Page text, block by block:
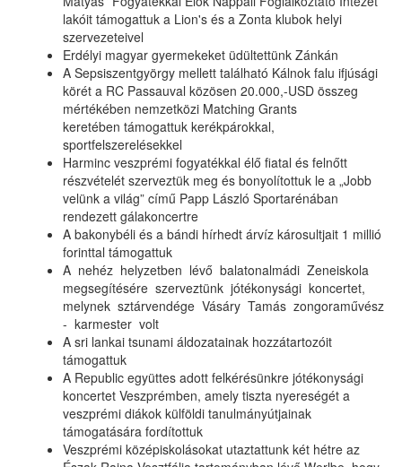
lakóit támogattuk a Lion's és a Zonta klubok helyi
szervezeteivel
Erdélyi magyar gyermekeket üdültettünk Zánkán
A Sepsiszentgyörgy mellett található Kálnok falu ifjúsági
körét a RC Passauval közösen 20.000,-USD összeg
mértékében nemzetközi Matching Grants
keretében támogattuk kerékpárokkal,
sportfelszerelésekkel
Harminc veszprémi fogyatékkal élő fiatal és felnőtt
részvételét szerveztük meg és bonyolítottuk le a „Jobb
velünk a világ” című Papp László Sportarénában
rendezett gálakoncertre
A bakonybéli és a bándi hírhedt árvíz károsultjait 1 millió
forinttal támogattuk
A nehéz helyzetben lévő balatonalmádi Zeneiskola
megsegítésére szerveztünk jótékonysági koncertet,
melynek sztárvendége Vásáry Tamás zongoraművész
- karmester volt
A sri lankai tsunami áldozatainak hozzátartozóit
támogattuk
A Republic együttes adott felkérésünkre jótékonysági
koncertet Veszprémben, amely tiszta nyereségét a
veszprémi diákok külföldi tanulmányútjainak
támogatására fordítottuk
Veszprémi középiskolásokat utaztattunk két hétre az